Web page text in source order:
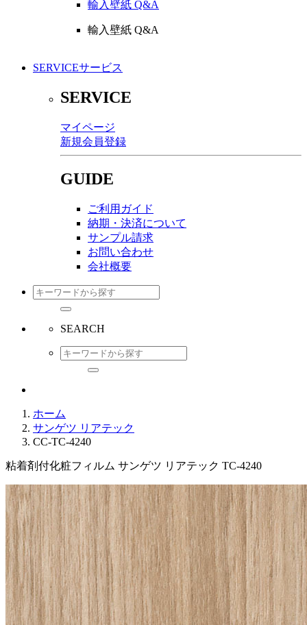
輸入壁紙 Q&A
輸入壁紙 Q&A
SERVICEサービス
SERVICE
マイページ
新規会員登録
GUIDE
ご利用ガイド
納期・決済について
サンプル請求
お問い合わせ
会社概要
SEARCH
ホーム
サンゲツ リアテック
CC-TC-4240
粘着剤付化粧フィルム サンゲツ リアテック TC-4240